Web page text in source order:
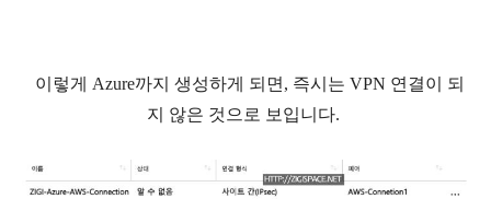
이렇게 Azure까지 생성하게 되면, 즉시는 VPN 연결이 되
지 않은 것으로 보입니다.